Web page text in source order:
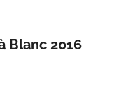
Blanc 2016